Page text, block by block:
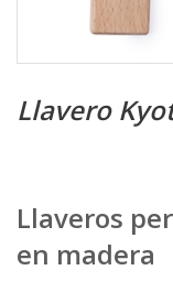
Llavero
Llaveros
en madera